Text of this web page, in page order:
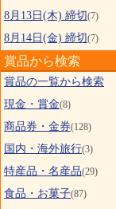
8月13日(木) 締切(7)
8月14日(金) 締切(7)
賞品から検索
賞品の一覧から検索
現金・賞金(8)
商品券・金券(128)
国内・海外旅行(3)
特産品・名産品(29)
食品・お菓子(87)